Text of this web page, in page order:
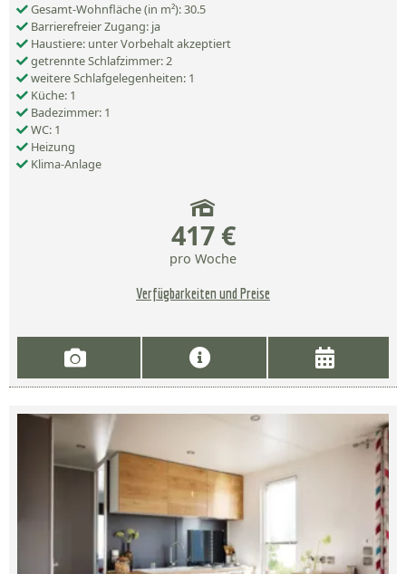
Gesamt-Wohnfläche (in m²): 30.5
Barrierefreier Zugang: ja
Haustiere: unter Vorbehalt akzeptiert
getrennte Schlafzimmer: 2
weitere Schlafgelegenheiten: 1
Küche: 1
Badezimmer: 1
WC: 1
Heizung
Klima-Anlage
417 €
pro Woche
Verfügbarkeiten und Preise